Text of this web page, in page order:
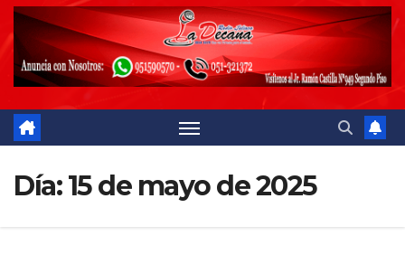
Día:15 de mayo de 2025